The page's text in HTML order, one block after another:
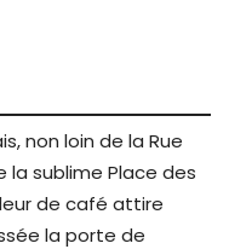
non loin de la Rue
la sublime Place des
de café attire
la porte de